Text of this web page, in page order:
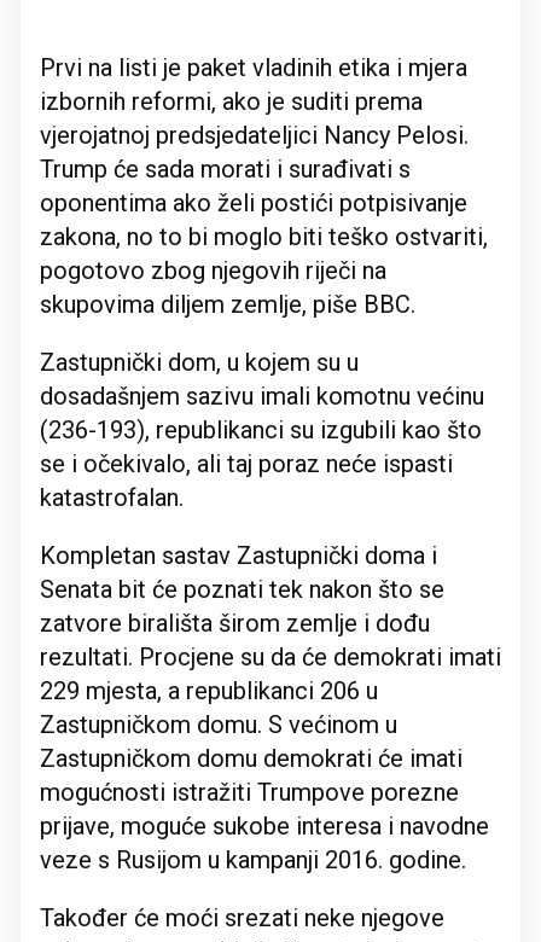
Prvi na listi je paket vladinih etika i mjera
izbornih reformi, ako je suditi prema
vjerojatnoj predsjedateljici Nancy Pelosi.
Trump će sada morati i surađivati s
oponentima ako želi postići potpisivanje
zakona, no to bi moglo biti teško ostvariti,
pogotovo zbog njegovih riječi na
skupovima diljem zemlje, piše BBC.
Zastupnički dom, u kojem su u
dosadašnjem sazivu imali komotnu većinu
(236-193), republikanci su izgubili kao što
se i očekivalo, ali taj poraz neće ispasti
katastrofalan.
Kompletan sastav Zastupnički doma i
Senata bit će poznati tek nakon što se
zatvore birališta širom zemlje i dođu
rezultati. Procjene su da će demokrati imati
229 mjesta, a republikanci 206 u
Zastupničkom domu. S većinom u
Zastupničkom domu demokrati će imati
mogućnosti istražiti Trumpove porezne
prijave, moguće sukobe interesa i navodne
veze s Rusijom u kampanji 2016. godine.
Također će moći srezati neke njegove